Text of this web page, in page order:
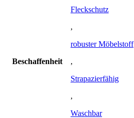
Beschaffenheit
Fleckschutz
,
robuster Möbelstoff
,
Strapazierfähig
,
Waschbar